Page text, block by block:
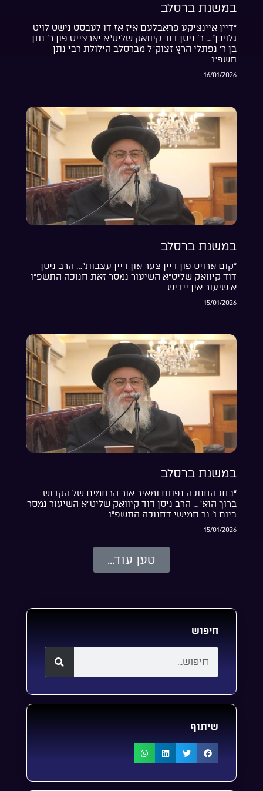
במשנת ברסלב
“דיין איינציקע פראבלעם איז אז דו לעבסט נישט לויט
גלויבן”… ר’ ניסן דוד קיוואק שליט”א יארצייט פון ר’ נתן
בן ר’ נפתלי הרץ זצוק”ל מברסלב הילולת רבי נתן
תשפ”ו
16/01/2026
במשנת ברסלב
“קום ארויס פון דיין צער און דיין עצבות”… הרב ניסן
דוד קיוואק שליט”א השיעור נמסר זאת חנוכה התשפ”ו
א שיעור אין יידיש
15/01/2026
במשנת ברסלב
“בחג החנוכה נפתח ומאיר אור הרחמים של הקדוש
ברוך הוא”… הרב ניסן דוד קיוואק שליט”א השיעור נמסר
ביום ו’ נר חמישי דחנוכה התשפ”ו
15/01/2026
טען עוד...
חיפוש
שיתוף